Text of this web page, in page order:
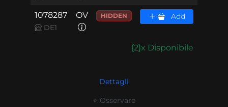
1078287
DE1
OV HIDDEN Add
{2}x Disponibile
Dettagli
⭐ Osservare